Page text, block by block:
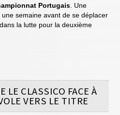
Portugais. Une
semaine avant de se déplacer
dans la lutte pour la deuxième
LE CLASSICO FACE À
VERS LE TITRE